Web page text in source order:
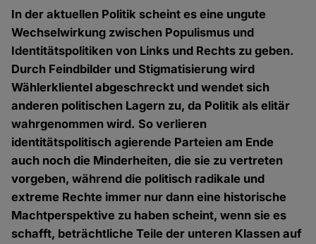
In der aktuellen Politik scheint es eine ungute
Wechselwirkung zwischen Populismus und
Identitätspolitiken von Links und Rechts zu geben.
Durch Feindbilder und Stigmatisierung wird
Wählerklientel abgeschreckt und wendet sich
anderen politischen Lagern zu, da Politik als elitär
wahrgenommen wird. So verlieren
identitätspolitisch agierende Parteien am Ende
auch noch die Minderheiten, die sie zu vertreten
vorgeben, während die politisch radikale und
extreme Rechte immer nur dann eine historische
Machtperspektive zu haben scheint, wenn sie es
schafft, beträchtliche Teile der unteren Klassen auf